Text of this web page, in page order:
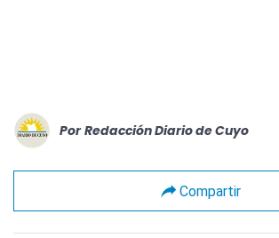
Por Redacción Diario de Cuyo
Compartir